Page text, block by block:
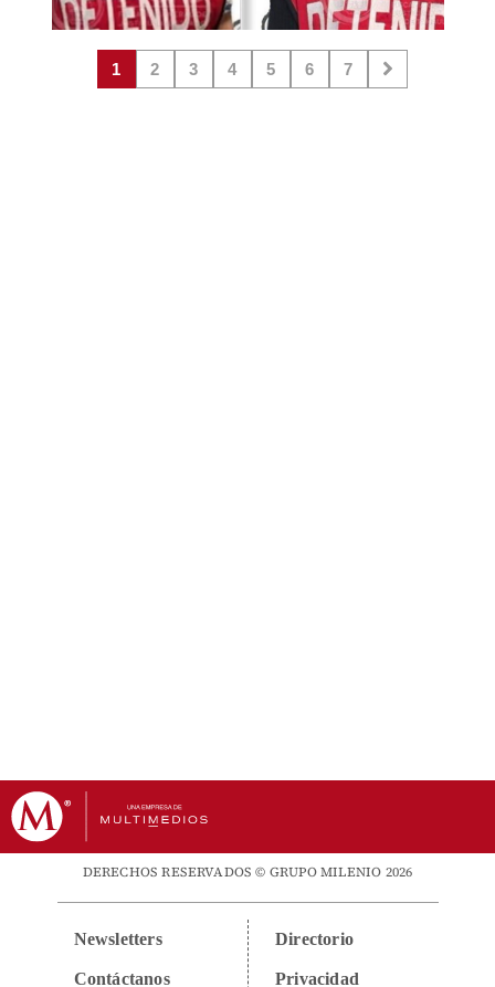
1 2 3 4 5 6 7
DERECHOS RESERVADOS © GRUPO MILENIO 2026
Newsletters
Contáctanos
Directorio
Privacidad